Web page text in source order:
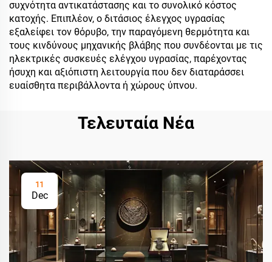
συχνότητα αντικατάστασης και το συνολικό κόστος
κατοχής. Επιπλέον, ο διτάσιος έλεγχος υγρασίας
εξαλείφει τον θόρυβο, την παραγόμενη θερμότητα και
τους κινδύνους μηχανικής βλάβης που συνδέονται με τις
ηλεκτρικές συσκευές ελέγχου υγρασίας, παρέχοντας
ήσυχη και αξιόπιστη λειτουργία που δεν διαταράσσει
ευαίσθητα περιβάλλοντα ή χώρους ύπνου.
Τελευταία Νέα
11
Dec